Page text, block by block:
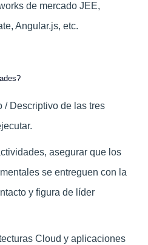
de mercado JEE,
Angular.js, etc.
/ Descriptivo de las tres
asegurar que los
se entreguen con la
y figura de líder
Cloud y aplicaciones